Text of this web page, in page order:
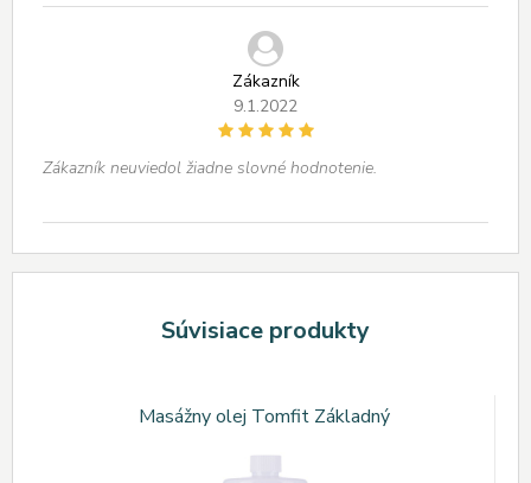
Zákazník
9.1.2022
Zákazník neuviedol žiadne slovné hodnotenie.
Súvisiace produkty
Masážny olej Tomfit Základný